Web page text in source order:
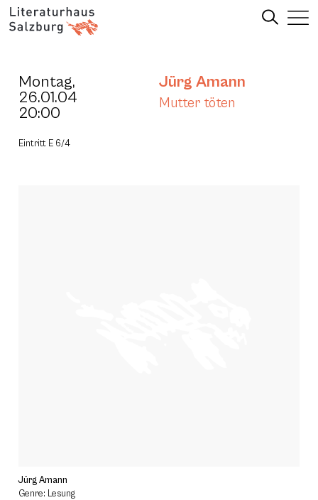
Montag,
26.01.04
20:00
Jürg Amann
Mutter töten
Eintritt E 6/4
Jürg Amann
Genre: Lesung